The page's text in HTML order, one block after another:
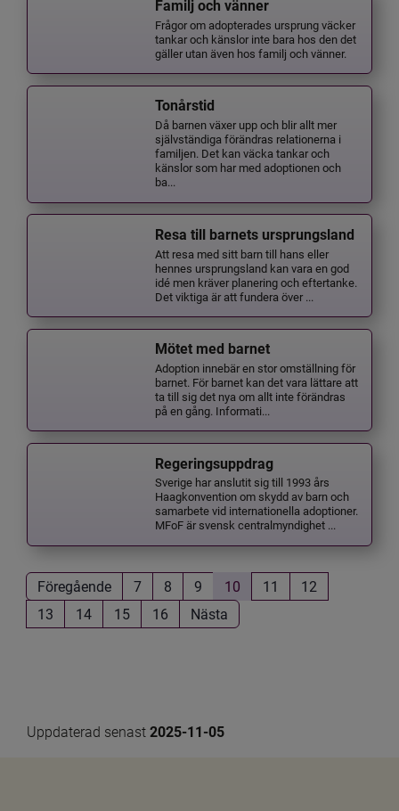
Familj och vänner
Frågor om adopterades ursprung väcker
tankar och känslor inte bara hos den det
gäller utan även hos familj och vänner.
Tonårstid
Då barnen växer upp och blir allt mer
självständiga förändras relationerna i
familjen. Det kan väcka tankar och
känslor som har med adoptionen och
ba...
Resa till barnets ursprungsland
Att resa med sitt barn till hans eller
hennes ursprungsland kan vara en god
idé men kräver planering och eftertanke.
Det viktiga är att fundera över ...
Mötet med barnet
Adoption innebär en stor omställning för
barnet. För barnet kan det vara lättare att
ta till sig det nya om allt inte förändras
på en gång. Informati...
Regeringsuppdrag
Sverige har anslutit sig till 1993 års
Haagkonvention om skydd av barn och
samarbete vid internationella adoptioner.
MFoF är svensk centralmyndighet ...
Föregående 7 8 9 10 11
12
13
14 15 16 Nästa
Uppdaterad senast 2025-11-05